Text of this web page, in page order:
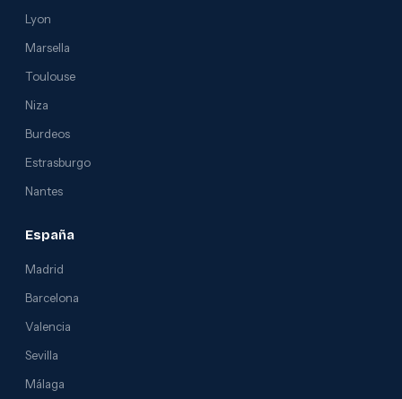
Lyon
Marsella
Toulouse
Niza
Burdeos
Estrasburgo
Nantes
España
Madrid
Barcelona
Valencia
Sevilla
Málaga